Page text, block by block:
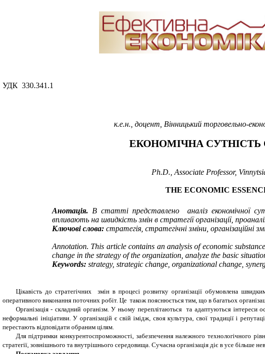
УДК 330.341.1
к.е.н., доцент, Вінницький торговельно-
ЕКОНОМІЧНА СУТНІСТЬ
Ph.D., Associate Professor,
THE ECONOMIC
Анотація. В статті представлено аналіз економічної
впливають на швидкість змін в стратегії організації,
Ключові слова: стратегія, стратегічні зміни, організаційні
Аnnotation. This article contains an analysis of economic
change in the strategy of the organization, analyze the basic
Keywords: strategy, strategic change, organizational change,
Цікавість до стратегічних змін в процесі розвитку організації обумовлена
оперативного виконання поточних робіт. Це також пояснюється тим, що в багатьох
Організація - складний організм. У ньому переплітаються та адаптуються інтереси
неформальні ініціативи. У організацій є свій імідж, своя культура, свої традиції і
перестають відповідати обраним цілям.
Для підтримки конкурентоспроможності, забезпечення належного технологічного
стратегії, зовнішнього та внутрішнього середовища. Сучасна організація діє в усе більше